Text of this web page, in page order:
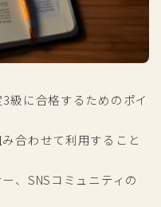
級に合格するためのポイ
合わせて利用すること
、SNSコミュニティの